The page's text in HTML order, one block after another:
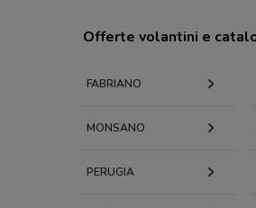
Offerte volantini e
FABRIANO
MONSANO
PERUGIA